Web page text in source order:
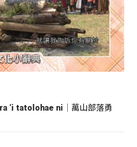
‘i tatolohae ni｜萬山部落勇